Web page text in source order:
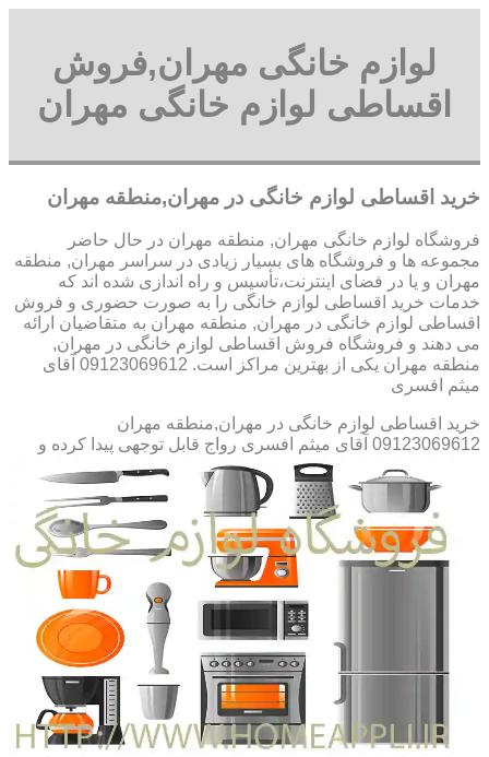
لوازم خانگی مهران,فروش
اقساطی لوازم خانگی مهران
خرید اقساطی لوازم خانگی در مهران,منطقه مهران
فروشگاه لوازم خانگی مهران, منطقه مهران در حال حاضر
مجموعه ها و فروشگاه های بسیار زیادی در سراسر مهران, منطقه
مهران و یا در فضای اینترنت،تأسیس و راه اندازی شده اند که
خدمات خرید اقساطی لوازم خانگی را به صورت حضوری و فروش
اقساطی لوازم خانگی در مهران, منطقه مهران به متقاضیان ارائه
می دهند و فروشگاه فروش اقساطی لوازم خانگی در مهران,
منطقه مهران یکی از بهترین مراکز است. 09123069612 آقای
میثم افسری
خرید اقساطی لوازم خانگی در مهران,منطقه مهران
09123069612 آقای میثم افسری
رواج قابل توجهی پیدا کرده و